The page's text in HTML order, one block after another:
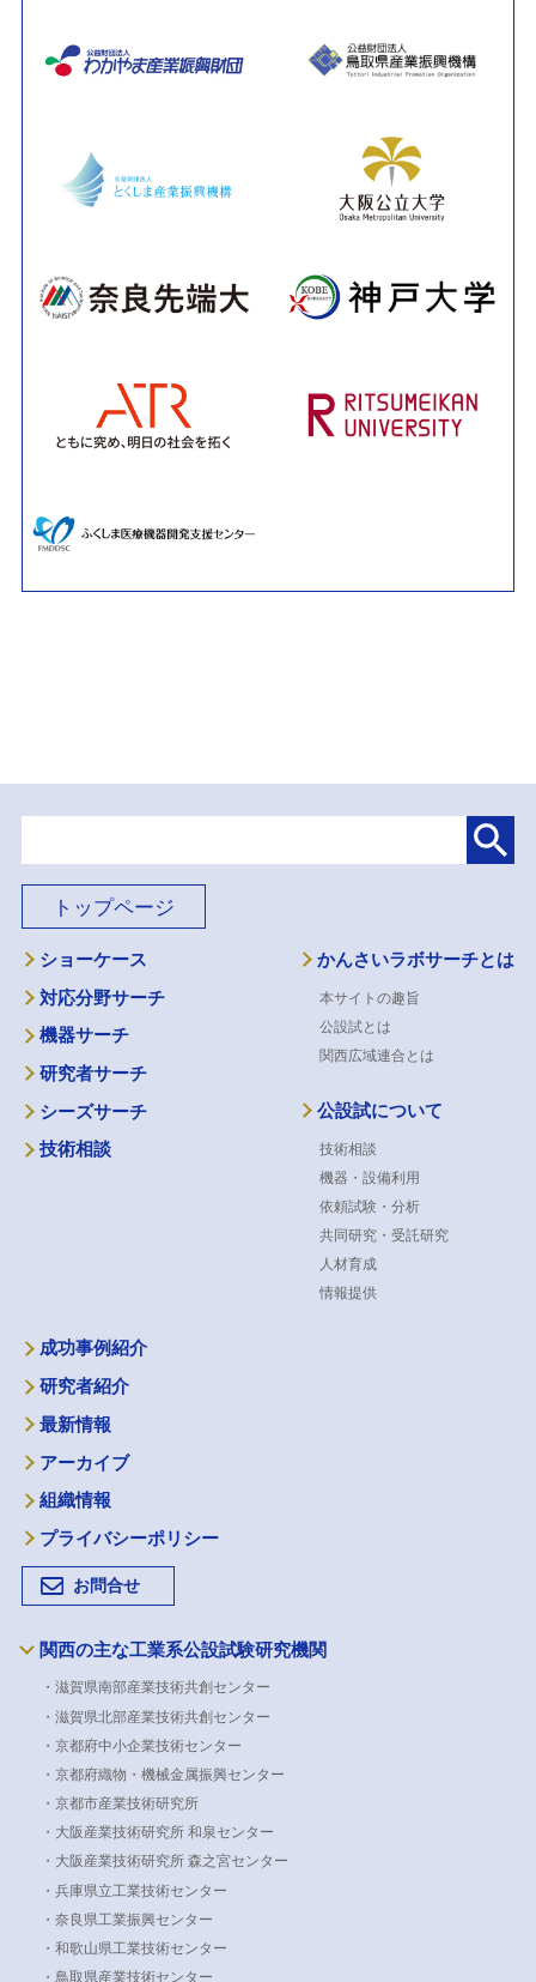
トップページ
ショーケース
対応分野サーチ
機器サーチ
研究者サーチ
シーズサーチ
技術相談
かんさいラボサーチとは
本サイトの趣旨
公設試とは
関西広域連合とは
公設試について
技術相談
機器・設備利用
依頼試験・分析
共同研究・受託研究
人材育成
情報提供
成功事例紹介
研究者紹介
最新情報
アーカイブ
組織情報
プライバシーポリシー
お問合せ
関西の主な工業系公設試験研究機関
・滋賀県南部産業技術共創センター
・滋賀県北部産業技術共創センター
・京都府中小企業技術センター
・京都府織物・機械金属振興センター
・京都市産業技術研究所
・大阪産業技術研究所 和泉センター
・大阪産業技術研究所 森之宮センター
・兵庫県立工業技術センター
・奈良県工業振興センター
・和歌山県工業技術センター
・鳥取県産業技術センター